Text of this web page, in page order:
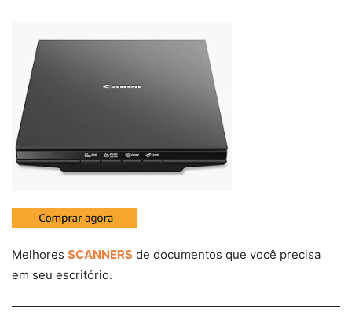
Melhores SCANNERS de documentos que você precisa
em seu escritório.